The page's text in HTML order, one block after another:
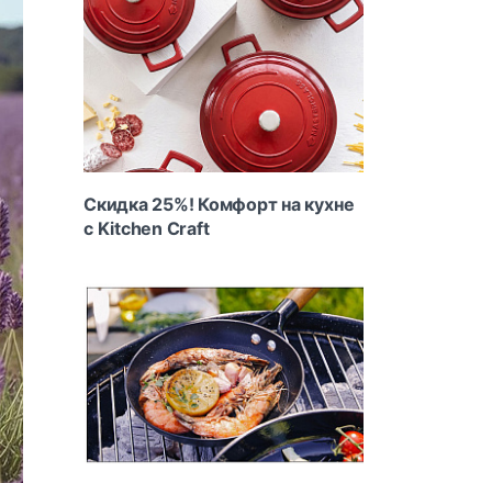
Скидка 25%! Комфорт на кухне
с Kitchen Craft